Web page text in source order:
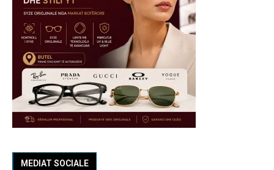
MEDIAT SOCIALE